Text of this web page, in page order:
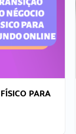
PARA